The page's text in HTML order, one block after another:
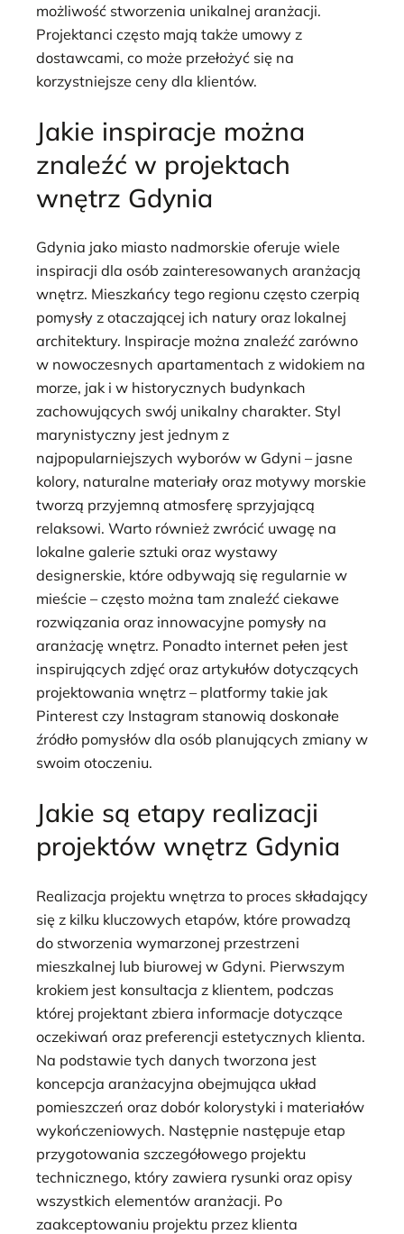
możliwość stworzenia unikalnej aranżacji.
Projektanci często mają także umowy z
dostawcami, co może przełożyć się na
korzystniejsze ceny dla klientów.
Jakie inspiracje można
znaleźć w projektach
wnętrz Gdynia
Gdynia jako miasto nadmorskie oferuje wiele
inspiracji dla osób zainteresowanych aranżacją
wnętrz. Mieszkańcy tego regionu często czerpią
pomysły z otaczającej ich natury oraz lokalnej
architektury. Inspiracje można znaleźć zarówno
w nowoczesnych apartamentach z widokiem na
morze, jak i w historycznych budynkach
zachowujących swój unikalny charakter. Styl
marynistyczny jest jednym z
najpopularniejszych wyborów w Gdyni – jasne
kolory, naturalne materiały oraz motywy morskie
tworzą przyjemną atmosferę sprzyjającą
relaksowi. Warto również zwrócić uwagę na
lokalne galerie sztuki oraz wystawy
designerskie, które odbywają się regularnie w
mieście – często można tam znaleźć ciekawe
rozwiązania oraz innowacyjne pomysły na
aranżację wnętrz. Ponadto internet pełen jest
inspirujących zdjęć oraz artykułów dotyczących
projektowania wnętrz – platformy takie jak
Pinterest czy Instagram stanowią doskonałe
źródło pomysłów dla osób planujących zmiany w
swoim otoczeniu.
Jakie są etapy realizacji
projektów wnętrz Gdynia
Realizacja projektu wnętrza to proces składający
się z kilku kluczowych etapów, które prowadzą
do stworzenia wymarzonej przestrzeni
mieszkalnej lub biurowej w Gdyni. Pierwszym
krokiem jest konsultacja z klientem, podczas
której projektant zbiera informacje dotyczące
oczekiwań oraz preferencji estetycznych klienta.
Na podstawie tych danych tworzona jest
koncepcja aranżacyjna obejmująca układ
pomieszczeń oraz dobór kolorystyki i materiałów
wykończeniowych. Następnie następuje etap
przygotowania szczegółowego projektu
technicznego, który zawiera rysunki oraz opisy
wszystkich elementów aranżacji. Po
zaakceptowaniu projektu przez klienta